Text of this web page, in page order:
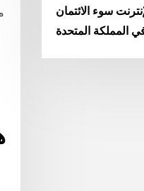
سوء الائتمان
المملكة المتحدة